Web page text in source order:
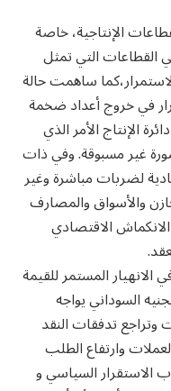
الإنتاجية، خاصة
القطاعات التي تمثل
ساهمت حالة
في خروج أعداد ضخمة
الإنتاج الأمر الذي
غير مسبوقة. وفي ذات
لضربات مباشرة وغير
والأسواق والمصارف
الاقتصادي
المستمر للقيمة
السوداني يواجه
تدفقات النقد
وارتفاع الطلب
الاستقرار السياسي و